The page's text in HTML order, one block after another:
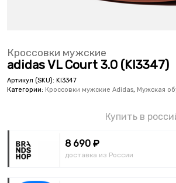
Кроссовки мужские
adidas VL Court 3.0 (KI3347)
Артикул (SKU): KI3347
Категории: Кроссовки мужские Adidas, Мужская
Купить в
8 690 ₽
доставка из России